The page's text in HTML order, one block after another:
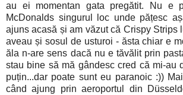
au ei momentan gata pregătit. Nu e
McDonalds singurul loc unde pățesc
ajuns acasă și am văzut că Crispy Strips
aveau și sosul de usturoi - ăsta chiar e
ăla n-are sens dacă nu e tăvălit prin
stau bine să mă gândesc cred că mi-au
puțin...dar poate sunt eu paranoic :))
când ajung prin aeroportul din